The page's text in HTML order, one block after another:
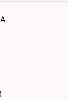
переказ